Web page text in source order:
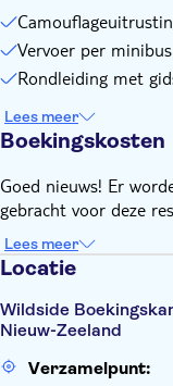
een goede grip en
Vervoer per
Rondleiding met
Lees meer
Boekingskosten
Goed nieuws! Er
gebracht voor deze
Lees meer
Locatie
Wildside
Nieuw-Zeeland
Verzamelpunt: